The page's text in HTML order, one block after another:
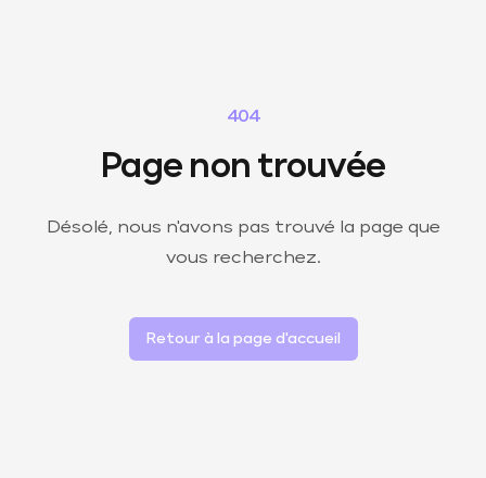
404
Page non trouvée
Désolé, nous n'avons pas trouvé la page que
vous recherchez.
Retour à la page d'accueil